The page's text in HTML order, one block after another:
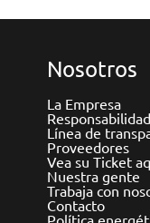
Nosotros
La Empresa
Línea de
Proveedores
Vea su Ticket
Nuestra gente
Trabaja con
Contacto
Política